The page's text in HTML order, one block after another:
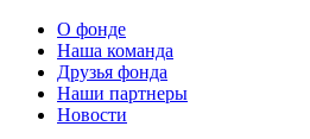
О фонде
Наша команда
Друзья фонда
Наши партнеры
Новости